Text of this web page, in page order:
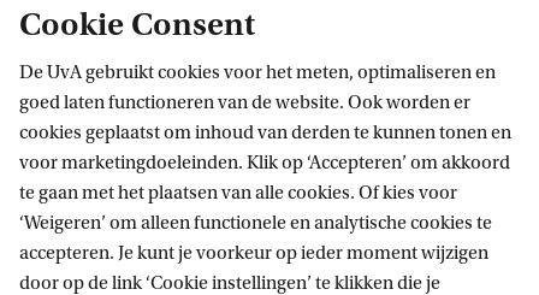
Voor het zesde achtereenvolgende jaar bezet de UvA in de
plaats 1 op het terrein van Communication & Media
Cookie Consent
De UvA gebruikt cookies voor het meten, optimaliseren en
goed laten functioneren van de website. Ook worden er
cookies geplaatst om inhoud van derden te kunnen tonen en
voor marketingdoeleinden. Klik op ‘Accepteren’ om akkoord
te gaan met het plaatsen van alle cookies. Of kies voor
‘Weigeren’ om alleen functionele en analytische cookies te
accepteren. Je kunt je voorkeur op ieder moment wijzigen
door op de link ‘Cookie instellingen’ te klikken die je